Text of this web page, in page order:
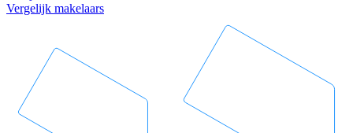
Vergelijk makelaars